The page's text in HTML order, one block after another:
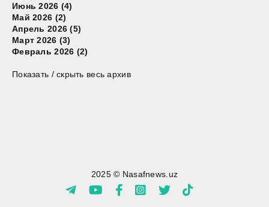
Июнь 2026 (4)
Май 2026 (2)
Апрель 2026 (5)
Март 2026 (3)
Февраль 2026 (2)
Показать / скрыть весь архив
2025 © Nasafnews.uz